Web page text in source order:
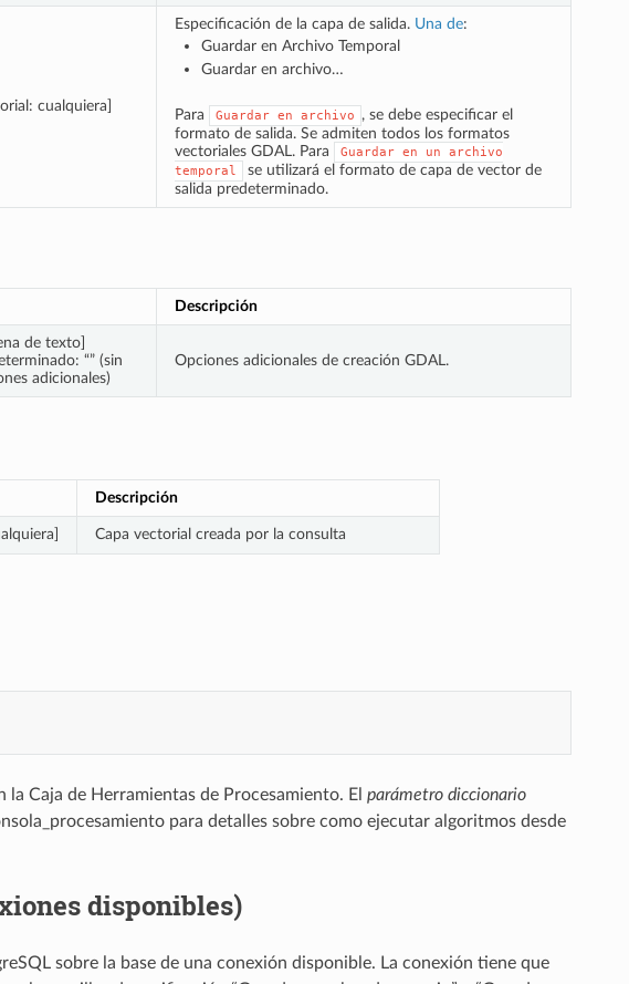
cualquiera]
Especificación de la capa de salida. Una de:
Guardar en Archivo Temporal
Guardar en archivo…
Para Guardar en archivo
, se debe especificar el
formato de salida. Se admiten todos los formatos
vectoriales GDAL. Para
Guardar en un
archivo
temporal
se utilizará el formato de capa de vector de
salida predeterminado.
Descripción
de texto]
“” (sin
adicionales)
Opciones adicionales de creación GDAL.
Descripción
Capa vectorial creada por la consulta
Caja de Herramientas de Procesamiento. El parámetro diccionario
para detalles sobre como ejecutar algoritmos desde
disponibles)
sobre la base de una conexión disponible. La conexión tiene que